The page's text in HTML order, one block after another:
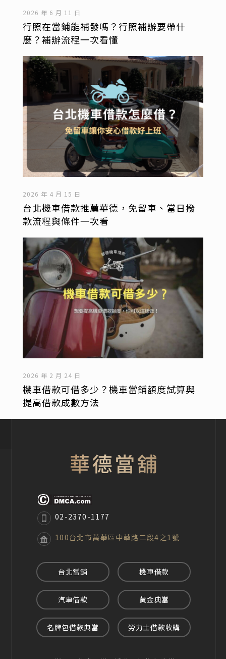
2026 年 6 月 11 日
行照在當鋪能補發嗎？行照補辦要帶什
麼？補辦流程一次看懂
2026 年 4 月 15 日
台北機車借款推薦華德，免留車、當日撥
款流程與條件一次看
2026 年 2 月 24 日
機車借款可借多少？機車當鋪額度試算與
提高借款成數方法
台北當舖 機車借款
汽車借款 黃金典當
名牌包借款典當 勞力士借款收購
02-2370-1177
100台北市萬華區中華路二段4之1號